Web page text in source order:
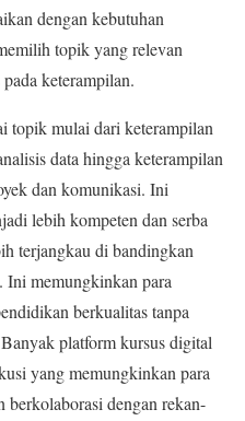
dengan kebutuhan
topik yang relevan
keterampilan.
topik mulai dari keterampilan
data hingga keterampilan
dan komunikasi. Ini
lebih kompeten dan serba
terjangkau di bandingkan
Ini memungkinkan para
berkualitas tanpa
platform kursus digital
yang memungkinkan para
berkolaborasi dengan rekan-